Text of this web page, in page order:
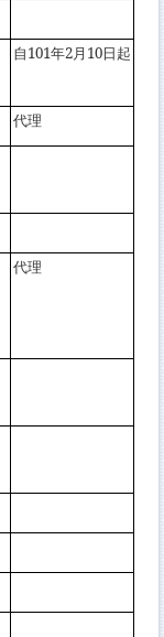
自101年2月10日起
代理
代理